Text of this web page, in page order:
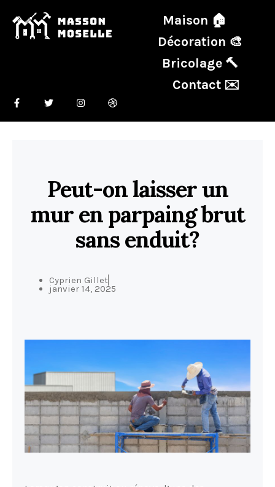
Maison 🏠
Décoration 🎨
Bricolage 🔨
Contact ✉️
Peut-on laisser un
mur en parpaing brut
sans enduit?
Cyprien Gillet
janvier 14, 2025